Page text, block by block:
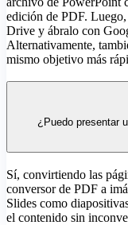
edición de PDF.
Drive y ábralo con
Alternativamente,
mismo objetivo más
¿Puedo presentar
Sí, convirtiendo las
conversor de PDF a
Slides como
el contenido sin